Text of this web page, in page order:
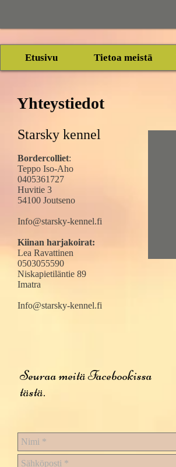
Etusivu Tietoa meistä
Yhteystiedot ​
Starsky kennel
Bordercolliet:
Teppo Iso-Aho
0405361727
Huvitie 3
54100 Joutseno
Info@starsky-kennel.fi
Kiinan harjakoirat:
Lea Ravattinen
0503055590
Niskapietiläntie 89
Imatra
Info@starsky-kennel.fi
Seuraa meitä Facebookissa
tästä.